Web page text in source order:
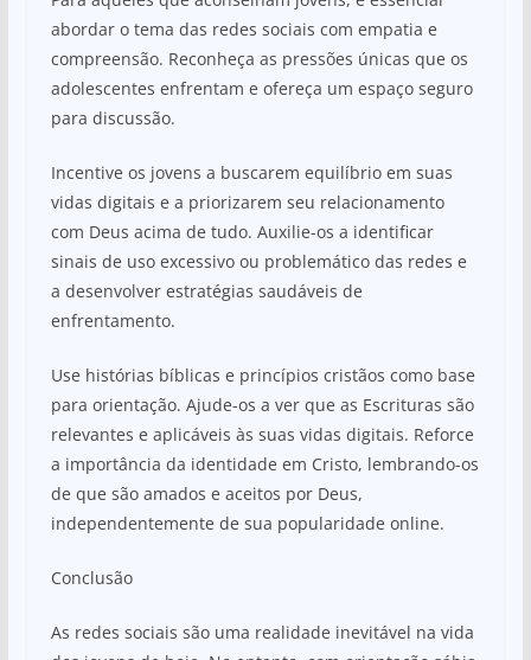
abordar o tema das redes sociais com empatia e
compreensão. Reconheça as pressões únicas que os
adolescentes enfrentam e ofereça um espaço seguro
para discussão.
Incentive os jovens a buscarem equilíbrio em suas
vidas digitais e a priorizarem seu relacionamento
com Deus acima de tudo. Auxilie-os a identificar
sinais de uso excessivo ou problemático das redes e
a desenvolver estratégias saudáveis de
enfrentamento.
Use histórias bíblicas e princípios cristãos como base
para orientação. Ajude-os a ver que as Escrituras são
relevantes e aplicáveis às suas vidas digitais. Reforce
a importância da identidade em Cristo, lembrando-os
de que são amados e aceitos por Deus,
independentemente de sua popularidade online.
Conclusão
As redes sociais são uma realidade inevitável na vida